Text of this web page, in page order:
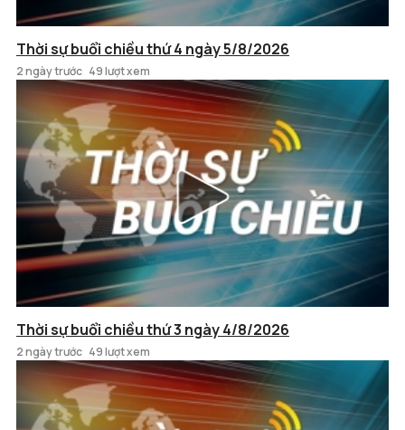
Thời sự buổi chiều thứ 4 ngày 5/8/2026
2 ngày trước 49 lượt xem
Thời sự buổi chiều thứ 3 ngày 4/8/2026
2 ngày trước 49 lượt xem